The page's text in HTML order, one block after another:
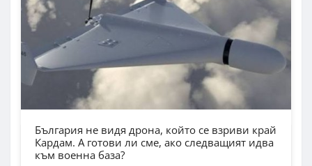
България не видя дрона, който се взриви край
Кардам. А готови ли сме, ако следващият идва
към военна база?